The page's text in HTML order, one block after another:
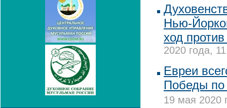
Нью-
ход
2020 года,
Евреи
Победы по
19 мая 2020